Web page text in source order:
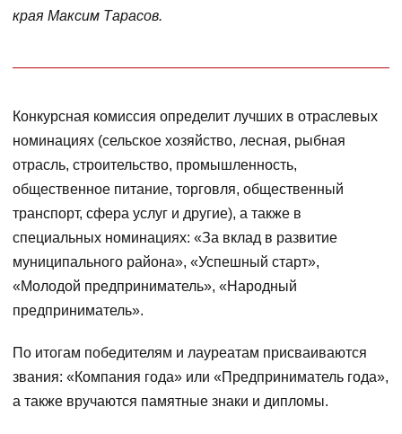
края Максим Тарасов.
Конкурсная комиссия определит лучших в отраслевых
номинациях (сельское хозяйство, лесная, рыбная
отрасль, строительство, промышленность,
общественное питание, торговля, общественный
транспорт, сфера услуг и другие), а также в
специальных номинациях: «За вклад в развитие
муниципального района», «Успешный старт»,
«Молодой предприниматель», «Народный
предприниматель».
По итогам победителям и лауреатам присваиваются
звания: «Компания года» или «Предприниматель года»,
а также вручаются памятные знаки и дипломы.